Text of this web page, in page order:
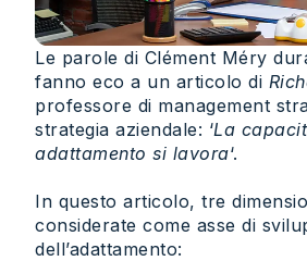
Le parole di Clément Méry
fanno eco a un articolo di
professore di management
strategia aziendale: ‘La
adattamento si lavora‘.
In questo articolo, tre
considerate come asse di
dell’adattamento: